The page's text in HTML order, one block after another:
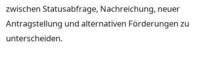
zwischen Statusabfrage, Nachreichung, neuer
Antragstellung und alternativen Förderungen zu
unterscheiden.